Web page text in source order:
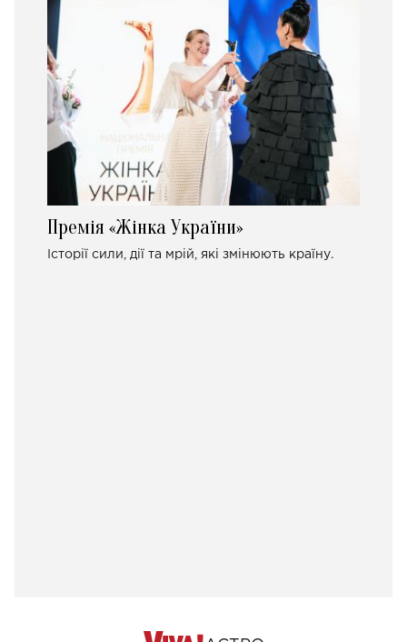
Премія «Жінка України»
Історії сили, дії та мрій, які змінюють країну.